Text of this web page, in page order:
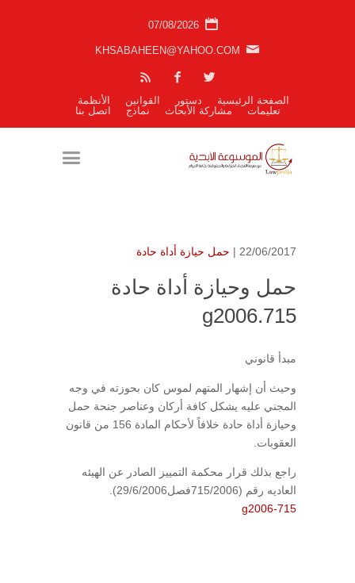
07/08/2026
KHSABAHEEN@YAHOO.COM
الصفحة الرئيسية دستور القوانين
الأنظمة
تعليمات
مشاركة الأبحاث نماذج اتصل بنا
22/06/2017 | حمل حيازة أداة حادة
حمل وحيازة أداة حادة
g2006.715
مبدأ قانوني
وحيث أن إشهار المتهم لموس كان بحوزته في وجه
المجني عليه يشكل كافة أركان وعناصر جنحة حمل
وحيازة أداة حادة خلافاً لأحكام المادة 156 من قانون
العقوبات.
راجع بذلك قرار محكمة التمييز الصادر عن الهيئه
العاديه رقم (715/2006فصل29/6/2006).
g2006-715